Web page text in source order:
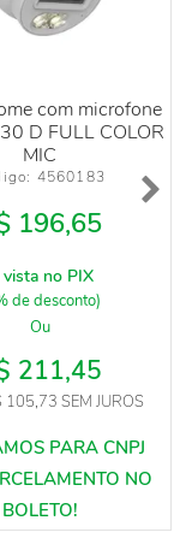
com microfone
D FULL COLOR
MIC
4560183
196,65
no PIX
de desconto)
Ou
211,45
105,73 SEM JUROS